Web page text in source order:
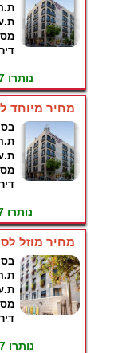
נותרו 7 חדרים למבצע זה !
מחיר מיוחד
נותרו 7 חדרים למבצע זה !
מחיר מוזל
נותרו 7 חדרים למבצע זה !